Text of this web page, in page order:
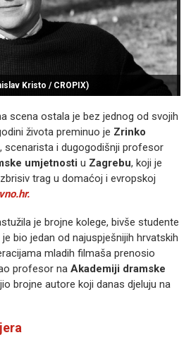
Kristo / CROPIX)
scena ostala je bez jednog od svojih
života preminuo je Zrinko
scenarista i dugogodišnji profesor
umjetnosti u Zagrebu, koji je
trag u domaćoj i evropskoj
je brojne kolege, bivše studente
bio jedan od najuspješnijih hrvatskih
mladih filmaša prenosio
profesor na Akademiji dramske
brojne autore koji danas djeluju na